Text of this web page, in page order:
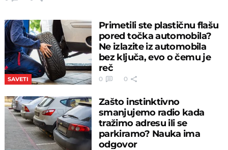
SAVETI
Primetili ste plastičnu flašu
pored točka automobila?
Ne izlazite iz automobila
bez ključa, evo o čemu je
reč
0 0
Zašto instinktivno
smanjujemo radio kada
tražimo adresu ili se
parkiramo? Nauka ima
odgovor